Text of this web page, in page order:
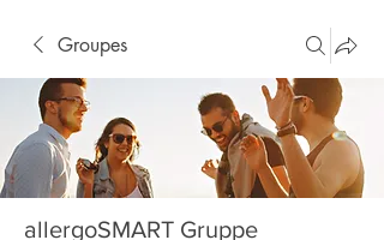
Groupes
allergoSMART Gruppe